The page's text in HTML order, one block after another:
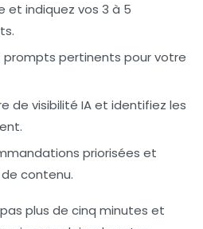
et indiquez vos 3 à 5
prompts pertinents pour votre
de visibilité IA et identifiez les
priorisées et
contenu.
plus de cinq minutes et